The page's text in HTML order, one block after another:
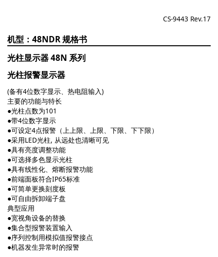
CS-9443 Rev.17
48NDR
光柱显示器 48N 系列
光柱报警显示器
(备有4位数字显示、热电阻输入)
主要的功能与特长
●光柱点数为101
●带4位数字显示
●可设定4点报警（上上限、上限、下限、下下限）
●采用LED光柱, 从远处也清晰可见
●具有亮度调整功能
●可选择多色显示光柱
●具有线性化、熔断报警功能
●前端面板符合IP65标准
●可简单更换刻度板
●可自由拆卸端子盘
典型应用
●宽视角设备的替换
●集合型报警装置输入
●序列控制用模拟值报警接点
●机器发生异常时的报警